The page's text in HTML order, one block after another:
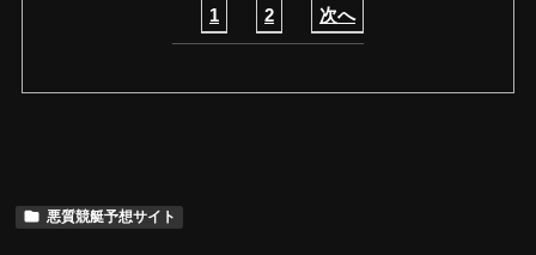
1 2 次へ
悪質競艇予想サイト